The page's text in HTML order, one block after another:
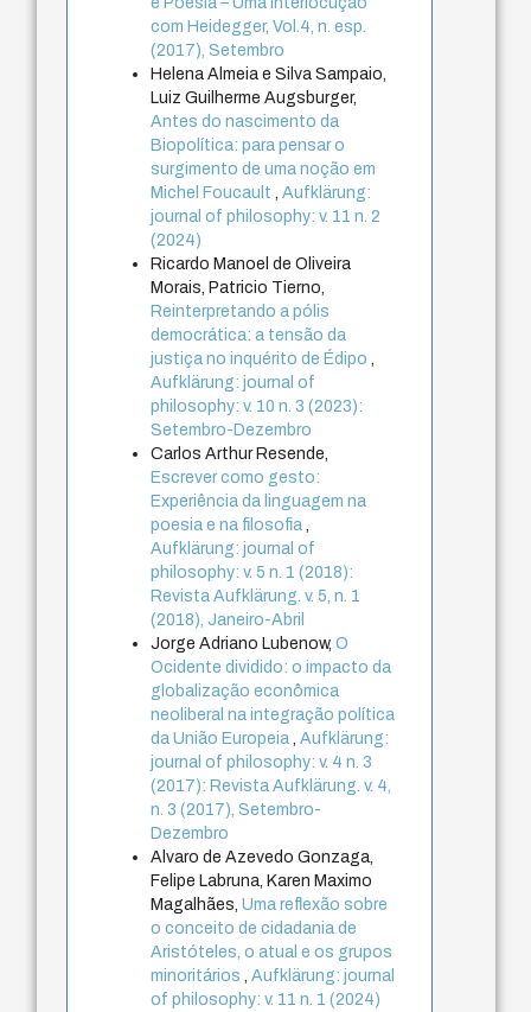
com Heidegger, Vol.4, n. esp.
(2017), Setembro
Helena Almeia e Silva Sampaio,
Luiz Guilherme Augsburger,
Antes do nascimento da
Biopolítica: para pensar o
surgimento de uma noção em
Michel Foucault,Aufklärung:
journal of philosophy: v. 11 n. 2
(2024)
Ricardo Manoel de Oliveira
Morais, Patricio Tierno,
Reinterpretando a pólis
democrática: a tensão da
justiça no inquérito de Édipo,
Aufklärung: journal of
philosophy: v. 10 n. 3 (2023):
Setembro-Dezembro
Carlos Arthur Resende,
Escrever como gesto:
Experiência da linguagem na
poesia e na filosofia,
Aufklärung: journal of
philosophy: v. 5 n. 1 (2018):
Revista Aufklärung. v. 5, n. 1
(2018), Janeiro-Abril
Jorge Adriano Lubenow,O
Ocidente dividido: o impacto da
globalização econômica
neoliberal na integração política
da União Europeia,Aufklärung:
journal of philosophy: v. 4 n. 3
(2017): Revista Aufklärung. v. 4,
n. 3 (2017), Setembro-
Dezembro
Alvaro de Azevedo Gonzaga,
Felipe Labruna, Karen Maximo
Magalhães,Uma reflexão sobre
o conceito de cidadania de
Aristóteles, o atual e os grupos
minoritários,Aufklärung: journal
of philosophy: v. 11 n. 1 (2024)